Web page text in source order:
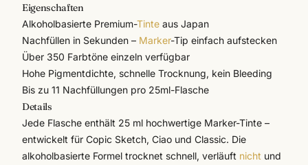
Eigenschaften
Alkoholbasierte Premium-Tinte aus Japan
Nachfüllen in Sekunden – Marker-Tip einfach aufstecken
Über 350 Farbtöne einzeln verfügbar
Hohe Pigmentdichte, schnelle Trocknung, kein Bleeding
Bis zu 11 Nachfüllungen pro 25ml-Flasche
Details
Jede Flasche enthält 25 ml hochwertige Marker-Tinte –
entwickelt für Copic Sketch, Ciao und Classic. Die
alkoholbasierte Formel trocknet schnell, verläuft nicht und